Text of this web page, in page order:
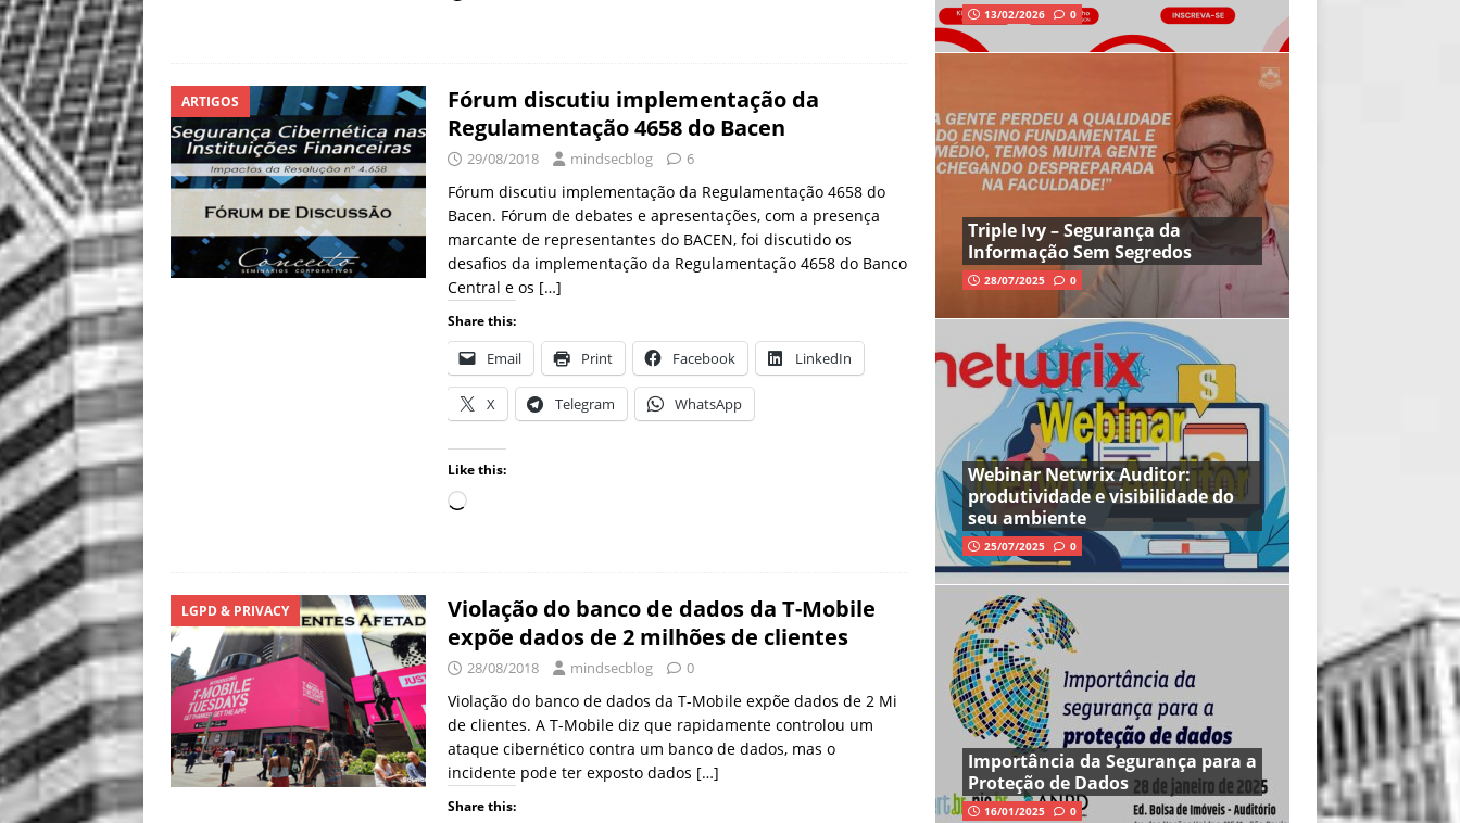
ARTIGOS
Fórum discutiu implementação da
Regulamentação 4658 do Bacen
29/08/2018 mindsecblog 6
Fórum discutiu implementação da Regulamentação 4658 do
Bacen. Fórum de debates e apresentações, com a presença
marcante de representantes do BACEN, foi discutido os
desafios da implementação da Regulamentação 4658 do Banco
Central e os […]
Share this:
Email Print Facebook LinkedIn
X Telegram WhatsApp
Like this:
LGPD & PRIVACY
Violação do banco de dados da T-Mobile
expõe dados de 2 milhões de clientes
28/08/2018 mindsecblog 0
Violação do banco de dados da T-Mobile expõe dados de 2 Mi
de clientes. A T-Mobile diz que rapidamente controlou um
ataque cibernético contra um banco de dados, mas o
incidente pode ter exposto dados […]
Share this:
13/02/2026 0
Triple Ivy – Segurança da
Informação Sem Segredos
28/07/2025 0
Webinar Netwrix Auditor:
produtividade e visibilidade do
seu ambiente
25/07/2025 0
Importância da Segurança para a
Proteção de Dados
16/01/2025 0